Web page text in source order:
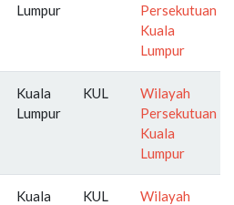
Lumpur
Persekutuan
Kuala
Lumpur
Kuala
Lumpur
KUL
Wilayah
Persekutuan
Kuala
Lumpur
Kuala
KUL
Wilayah